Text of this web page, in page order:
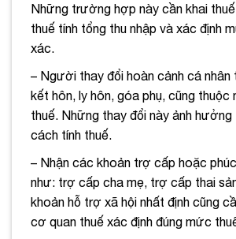
Những trường hợp này cần khai
thuế tính tổng thu nhập và xác định
xác.
– Người thay đổi hoàn cảnh cá nhân
kết hôn, ly hôn, góa phụ, cũng thuộc
thuế. Những thay đổi này ảnh
cách tính thuế.
– Nhận các khoản trợ cấp hoặc
như: trợ cấp cha mẹ, trợ cấp thai
khoản hỗ trợ xã hội nhất định cũng
cơ quan thuế xác định đúng mức